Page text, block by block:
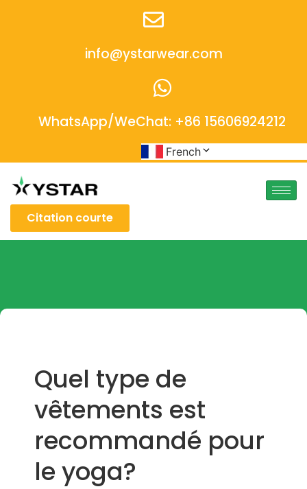
info@ystarwear.com
WhatsApp/WeChat: +86 15606924212
French
Citation courte
Quel type de
vêtements est
recommandé pour
le yoga?